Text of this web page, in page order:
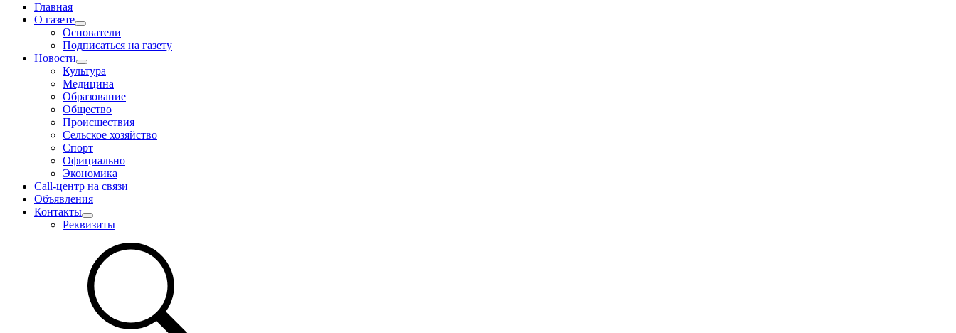
Главная
О газете
Основатели
Подписаться на газету
Новости
Культура
Медицина
Образование
Общество
Происшествия
Сельское хозяйство
Спорт
Официально
Экономика
Call-центр на связи
Объявления
Контакты
Реквизиты